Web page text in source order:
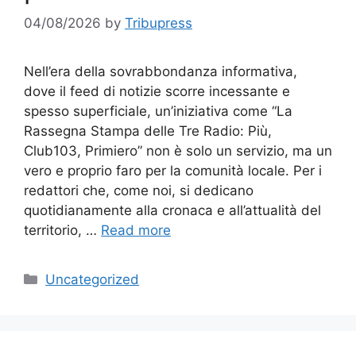
04/08/2026 by Tribupress
Nell’era della sovrabbondanza informativa,
dove il feed di notizie scorre incessante e
spesso superficiale, un’iniziativa come “La
Rassegna Stampa delle Tre Radio: Più,
Club103, Primiero” non è solo un servizio, ma un
vero e proprio faro per la comunità locale. Per i
redattori che, come noi, si dedicano
quotidianamente alla cronaca e all’attualità del
territorio, … Read more
Categories
Uncategorized